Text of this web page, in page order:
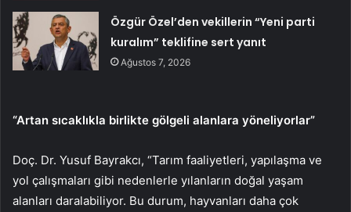
Özgür Özel’den vekillerin “Yeni parti
kuralım” teklifine sert yanıt
Ağustos 7, 2026
“Artan sıcaklıkla birlikte gölgeli alanlara yöneliyorlar”
Doç. Dr. Yusuf Bayrakcı, “Tarım faaliyetleri, yapılaşma ve
yol çalışmaları gibi nedenlerle yılanların doğal yaşam
alanları daralabiliyor. Bu durum, hayvanları daha çok